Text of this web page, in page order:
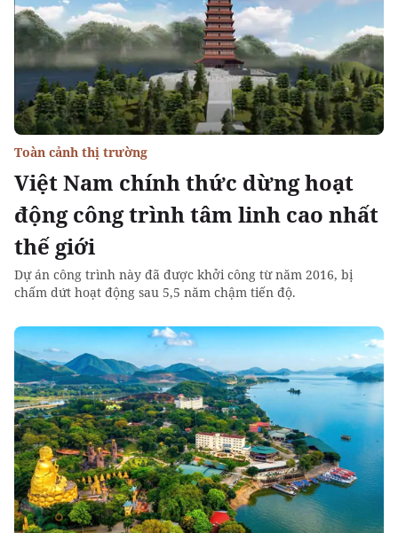
Việt Nam chính thức dừng hoạt
động công trình tâm linh cao nhất
thế giới
Toàn cảnh thị trường
Dự án công trình này đã được khởi công từ năm 2016, bị
chấm dứt hoạt động sau 5,5 năm chậm tiến độ.